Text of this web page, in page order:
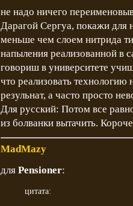
не надо ничего
Дарагой Сергуа, покажи для
меньше чем слоем нитрида
напыления реализованной в
говориш в университете
что реализовать технологию
резульнат, а часто просто
Для русский: Потом все
из болванки вытачить.
MadMazy
для Pensioner:
цитата: